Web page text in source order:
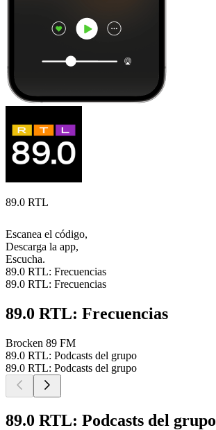
89.0 RTL
Escanea el código,
Descarga la app,
Escucha.
89.0 RTL: Frecuencias
89.0 RTL: Frecuencias
89.0 RTL: Frecuencias
Brocken 89 FM
89.0 RTL: Podcasts del grupo
89.0 RTL: Podcasts del grupo
89.0 RTL: Podcasts del grupo